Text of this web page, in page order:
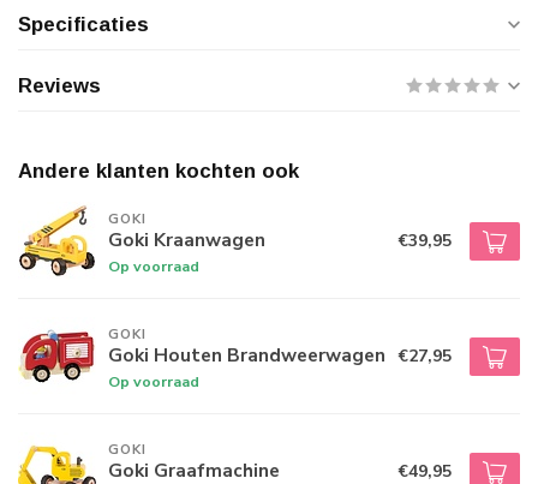
Specificaties
Reviews
Andere klanten kochten ook
GOKI
Goki Kraanwagen
Op voorraad
€39,95
GOKI
Goki Houten Brandweerwagen
Op voorraad
€27,95
GOKI
Goki Graafmachine €49,95